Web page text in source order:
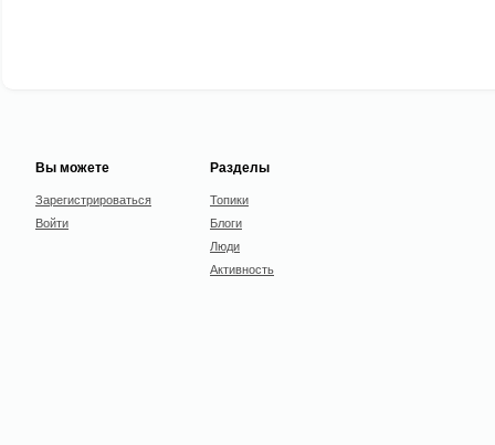
Вы можете
Зарегистрироваться
Войти
Разделы
Топики
Блоги
Люди
Активность